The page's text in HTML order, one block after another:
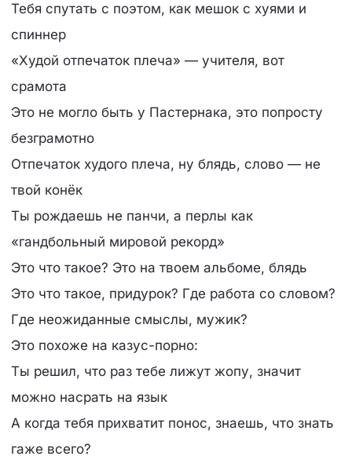
Тебя спутать с поэтом, как мешок с хуями и
спиннер
«Худой отпечаток плеча» — учителя, вот
срамота
Это не могло быть у Пастернака, это попросту
безграмотно
Отпечаток худого плеча, ну блядь, слово — не
твой конёк
Ты рождаешь не панчи, а перлы как
«гандбольный мировой рекорд»
Это что такое? Это на твоем альбоме, блядь
Это что такое, придурок? Где работа со словом?
Где неожиданные смыслы, мужик?
Это похоже на казус-порно:
Ты решил, что раз тебе лижут жопу, значит
можно насрать на язык
А когда тебя прихватит понос, знаешь, что знать
гаже всего?